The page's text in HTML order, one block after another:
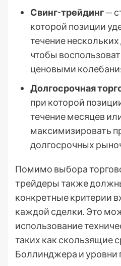
Свинг-трейдинг—
которой позиции
течение
чтобы
ценовыми
Долгосрочная
при которой
течение месяцев
максимизировать
долгосрочных
Помимо выбора
трейдеры также
конкретные критерии
каждой сделки. Это
использование
таких как скользящие
Боллинджера и